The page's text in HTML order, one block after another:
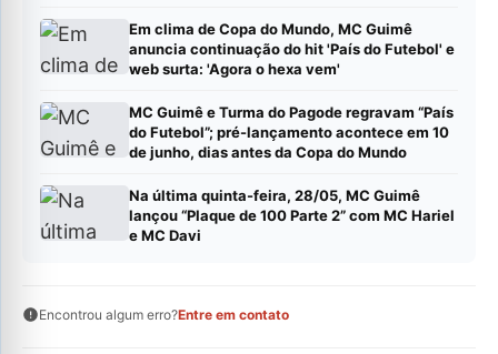
Em clima de Copa do Mundo, MC Guimê
anuncia continuação do hit 'País do Futebol' e
web surta: 'Agora o hexa vem'
MC Guimê e Turma do Pagode regravam “País
do Futebol”; pré-lançamento acontece em 10
de junho, dias antes da Copa do Mundo
Na última quinta-feira, 28/05, MC Guimê
lançou “Plaque de 100 Parte 2” com MC Hariel
e MC Davi
Encontrou algum erro?Entre em contato